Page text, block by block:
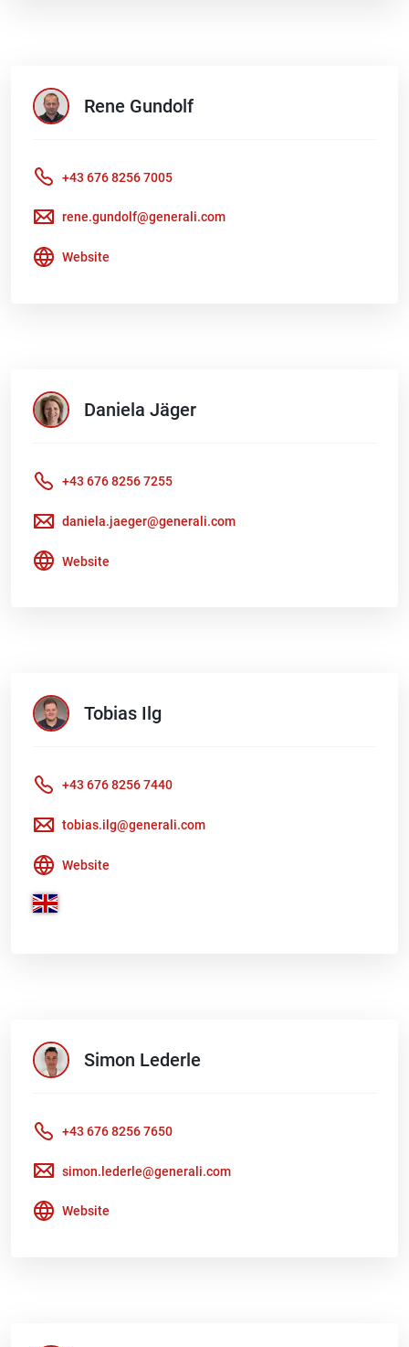
Rene Gundolf
+43 676 8256 7005
rene.gundolf@generali.com
Website
Daniela Jäger
+43 676 8256 7255
daniela.jaeger@generali.com
Website
Tobias Ilg
+43 676 8256 7440
tobias.ilg@generali.com
Website
Simon Lederle
+43 676 8256 7650
simon.lederle@generali.com
Website